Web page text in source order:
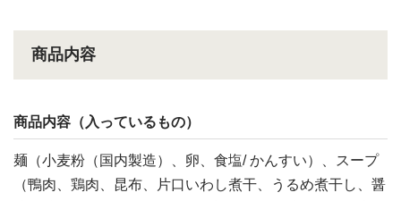
商品内容
商品内容（入っているもの）
麺（小麦粉（国内製造）、卵、食塩/ かんすい）、スープ
（鴨肉、鶏肉、昆布、片口いわし煮干、うるめ煮干し、醤